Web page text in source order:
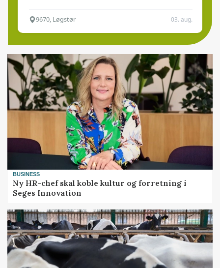
9670, Løgstør 03. aug.
BUSINESS
Ny HR-chef skal koble kultur og forretning i
Seges Innovation